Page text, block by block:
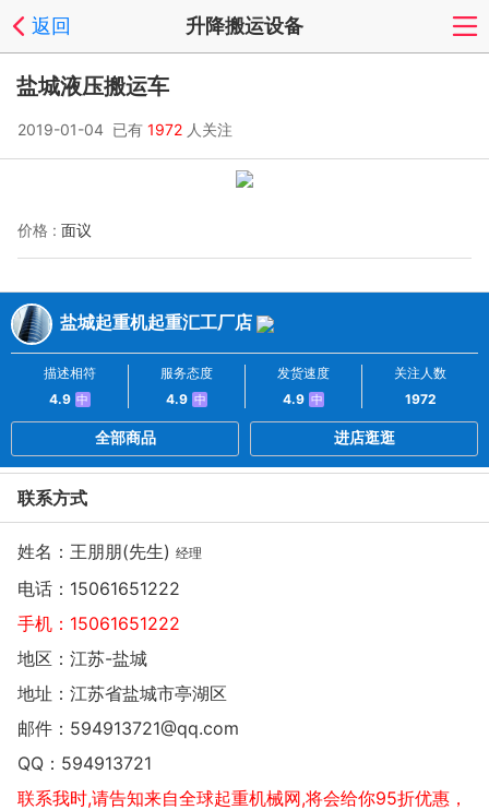
返回 升降搬运设备
盐城液压搬运车
2019-01-04 已有 1972 人关注
价格 : 面议
盐城起重机起重汇工厂店
描述相符
4.9 中
服务态度
4.9 中
发货速度
4.9 中
关注人数
1972
全部商品 进店逛逛
联系方式
姓名：王朋朋(先生) 经理
电话： 15061651222
手机： 15061651222
地区：江苏-盐城
地址： 江苏省盐城市亭湖区
邮件： 594913721@qq.com
QQ： 594913721
联系我时,请告知来自全球起重机械网,将会给你95折优惠，